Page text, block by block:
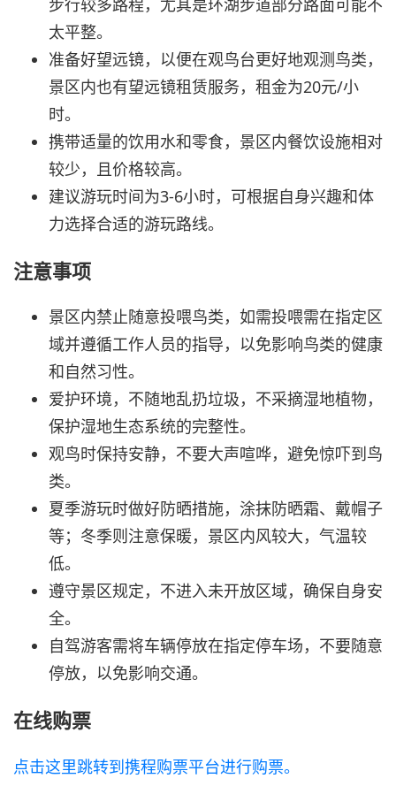
太平整。
准备好望远镜，以便在观鸟台更好地观测鸟类，
景区内也有望远镜租赁服务，租金为20元/小
时。
携带适量的饮用水和零食，景区内餐饮设施相对
较少，且价格较高。
建议游玩时间为3-6小时，可根据自身兴趣和体
力选择合适的游玩路线。
注意事项
景区内禁止随意投喂鸟类，如需投喂需在指定区
域并遵循工作人员的指导，以免影响鸟类的健康
和自然习性。
爱护环境，不随地乱扔垃圾，不采摘湿地植物，
保护湿地生态系统的完整性。
观鸟时保持安静，不要大声喧哗，避免惊吓到鸟
类。
夏季游玩时做好防晒措施，涂抹防晒霜、戴帽子
等；冬季则注意保暖，景区内风较大，气温较
低。
遵守景区规定，不进入未开放区域，确保自身安
全。
自驾游客需将车辆停放在指定停车场，不要随意
停放，以免影响交通。
在线购票
点击这里跳转到携程购票平台进行购票。